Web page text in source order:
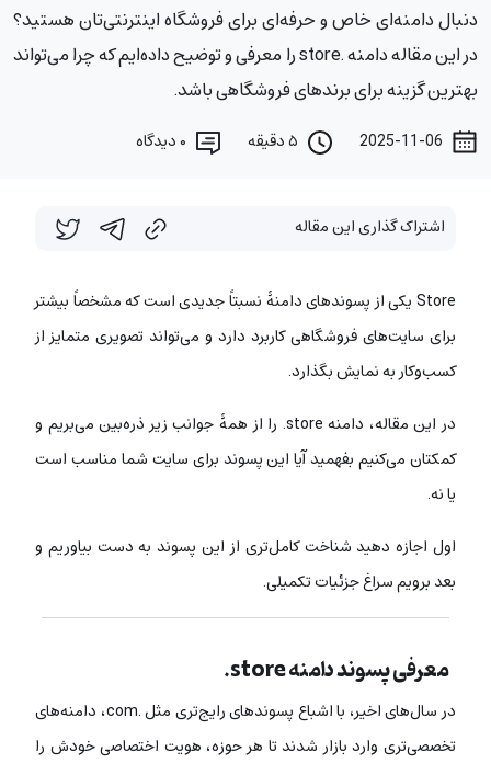
دنبال دامنه‌ای خاص و حرفه‌ای برای فروشگاه اینترنتی‌‌تان هستید؟
در این مقاله دامنه .store را معرفی و توضیح داده‌ایم که چرا می‌تواند
بهترین گزینه برای برندهای فروشگاهی باشد.
دیدگاه
اشتراک گذاری این مقاله
Store یکی از پسوندهای دامنۀ نسبتاً جدیدی است که مشخصاً بیشتر
برای سایت‌های فروشگاهی کاربرد دارد و می‌تواند تصویری متمایز از
کسب‌وکار به نمایش بگذارد.
در این مقاله، دامنه store. را از همۀ جوانب زیر ذره‌بین می‌بریم و
کمکتان می‌کنیم بفهمید آیا این پسوند برای سایت شما مناسب است
یا نه.
اول اجازه دهید شناخت کامل‌تری از این پسوند به دست بیاوریم و
بعد برویم سراغ جزئیات تکمیلی.
معرفی پسوند دامنه store.
در سال‌های اخیر، با اشباع پسوندهای رایج‌تری مثل .com، دامنه‌های
تخصصی‌تری وارد بازار شدند تا هر حوزه، هویت اختصاصی خودش را